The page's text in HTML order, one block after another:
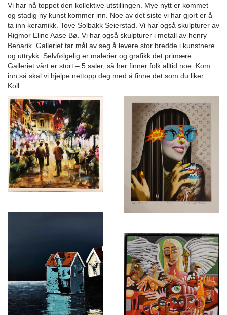
Vi har nå toppet den kollektive utstillingen. Mye nytt er kommet –
og stadig ny kunst kommer inn. Noe av det siste vi har gjort er å
ta inn keramikk. Tove Solbakk Seierstad. Vi har også skulpturer av
Rigmor Eline Aase Bø. Vi har også skulpturer i metall av henry
Benarik. Galleriet tar mål av seg å levere stor bredde i kunstnere
og uttrykk. Selvfølgelig er malerier og grafikk det primære.
Galleriet vårt er stort – 5 saler, så her finner folk alltid noe. Kom
inn så skal vi hjelpe nettopp deg med å finne det som du liker.
Koll.